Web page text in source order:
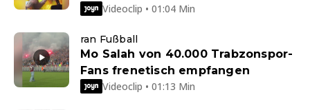
Videoclip • 01:04 Min
ran Fußball
Mo Salah von 40.000 Trabzonspor-
Fans frenetisch empfangen
Videoclip • 01:13 Min